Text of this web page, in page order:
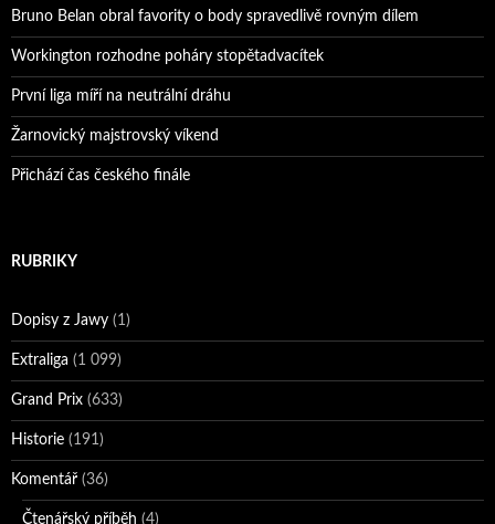
Bruno Belan obral favority o body spravedlivě rovným dílem
Workington rozhodne poháry stopětadvacítek
První liga míří na neutrální dráhu
Žarnovický majstrovský víkend
Přichází čas českého finále
RUBRIKY
Dopisy z Jawy (1)
Extraliga (1 099)
Grand Prix (633)
Historie (191)
Komentář (36)
Čtenářský příběh (4)